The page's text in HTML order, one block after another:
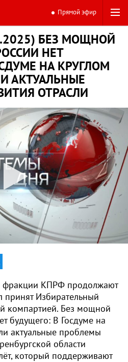
Прямой эфир
БЕЗ МОЩНОЙ
НЕТ
НА КРУГЛОМ
АКТУАЛЬНЫЕ
ОТРАСЛИ
КПРФ продолжают
принят Избирательный
компартией. Без мощной
будущего: В Госдуме на
актуальные проблемы
области
который поддерживают